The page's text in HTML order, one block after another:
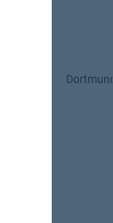
Dortmund